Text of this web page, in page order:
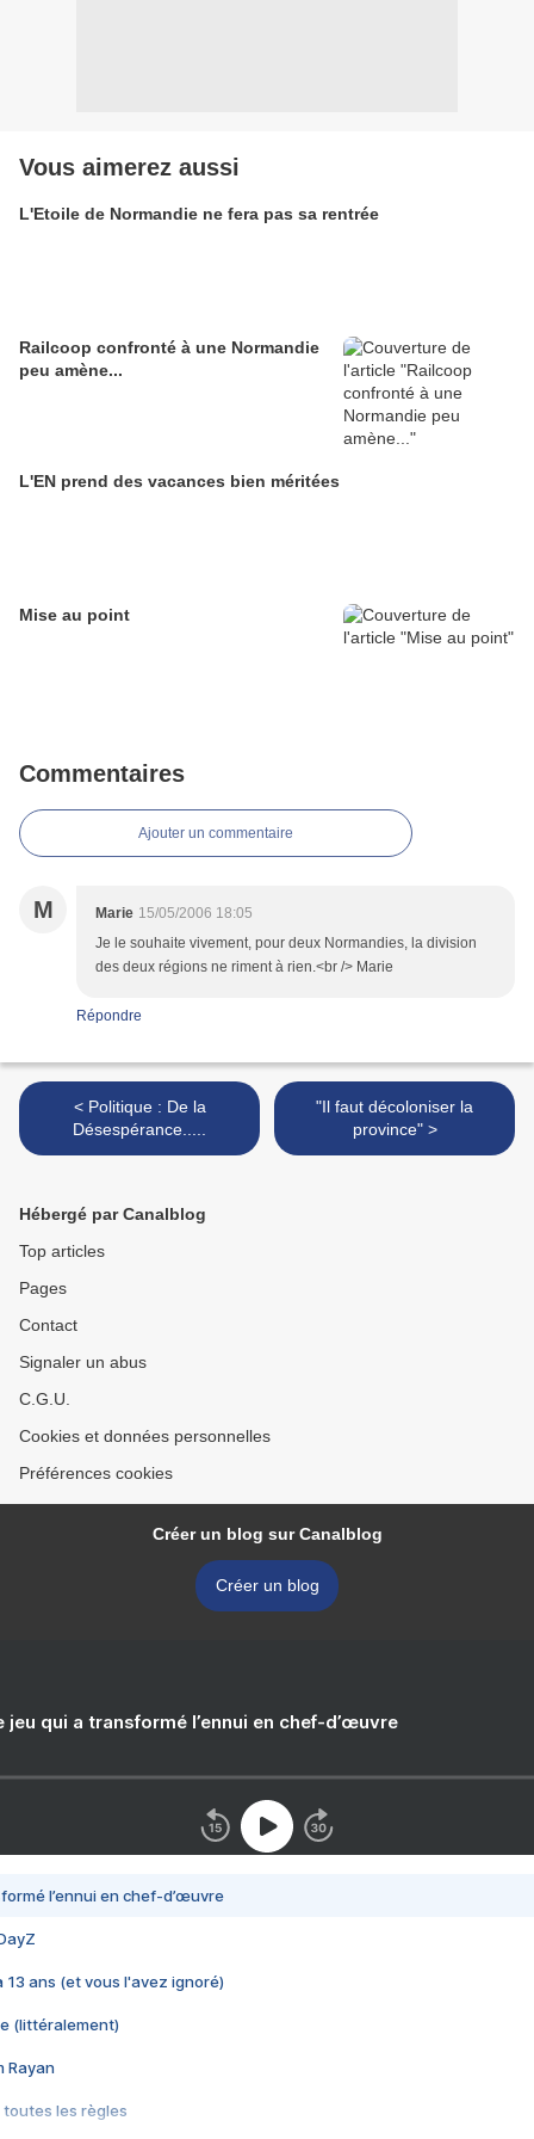
Vous aimerez aussi
L'Etoile de Normandie ne fera pas sa rentrée
Railcoop confronté à une Normandie
peu amène...
L'EN prend des vacances bien méritées
Mise au point
Commentaires
Ajouter un commentaire
M Marie 15/05/2006 18:05
Je le souhaite vivement, pour deux Normandies, la division
des deux régions ne riment à rien.<br /> Marie
Répondre
< Politique : De la
Désespérance.....
"Il faut décoloniser la
province" >
Hébergé par Canalblog
Top articles
Pages
Contact
Signaler un abus
C.G.U.
Cookies et données personnelles
Préférences cookies
Créer un blog sur Canalblog
Créer un blog
jeu qui a transformé l’ennui en chef-d’œuvre
l’ennui en chef-d’œuvre
13 ans (et vous l'avez ignoré)
(littéralement)
Rayan
toutes les règles